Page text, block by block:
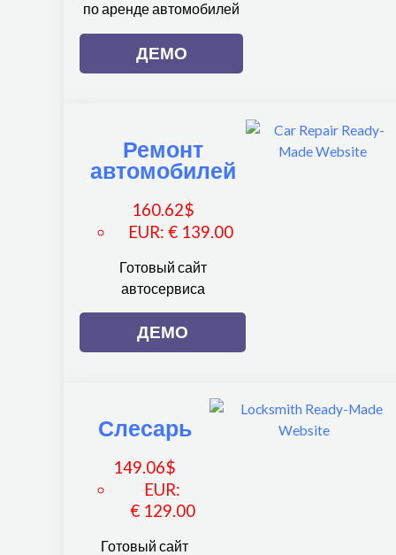
по аренде автомобилей
ДЕМО
Ремонт
автомобилей
160.62$
EUR: € 139.00
Готовый сайт
автосервиса
ДЕМО
Слесарь
149.06$
EUR:
€ 129.00
Готовый сайт